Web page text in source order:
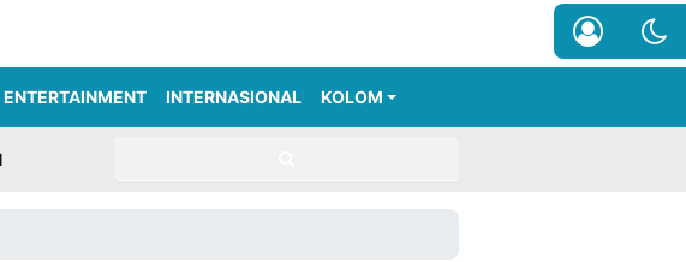
ENTERTAINMENT INTERNASIONAL KOLOM